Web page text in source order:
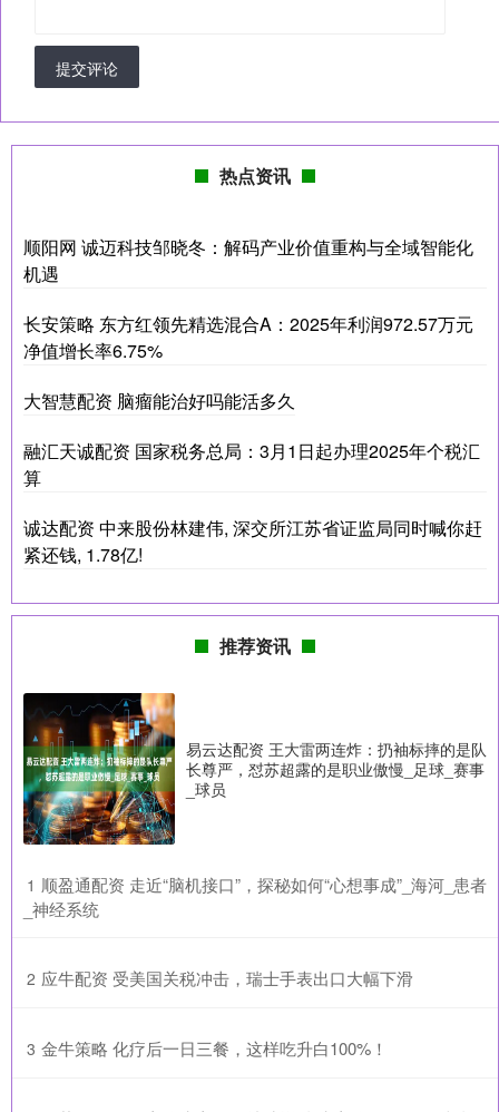
提交评论
热点资讯
顺阳网 诚迈科技邹晓冬：解码产业价值重构与全域智能化
机遇
长安策略 东方红领先精选混合A：2025年利润972.57万元
净值增长率6.75%
大智慧配资 脑瘤能治好吗能活多久
融汇天诚配资 国家税务总局：3月1日起办理2025年个税汇
算
诚达配资 中来股份林建伟, 深交所江苏省证监局同时喊你赶
紧还钱, 1.78亿!
推荐资讯
易云达配资 王大雷两连炸：扔袖标摔的是队
长尊严，怼苏超露的是职业傲慢_足球_赛事
_球员
1 ​顺盈通配资 走近“脑机接口”，探秘如何“心想事成”_海河_患者
_神经系统
2 ​应牛配资 受美国关税冲击，瑞士手表出口大幅下滑
3 ​金牛策略 化疗后一日三餐，这样吃升白100%！